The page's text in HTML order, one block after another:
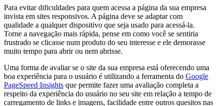
Para evitar dificuldades para quem acessa a página da sua empresa
invista em sites responsivos. A página deve se adaptar com
qualidade a qualquer dispositivo que seja usado para acessá-la.
Torne a navegação mais rápida, pense em como você se sentiria
frustrado se clicasse num produto do seu interesse e ele demorasse
muito tempo para abrir ou nem abrisse.
Uma forma de avaliar se o site da sua empresa está oferecendo uma
boa experiência para o usuário é utilizando a ferramenta do Google
PageSpeed Insights que permite fazer uma avaliação completa a
respeito da experiência do usuário no seu site em relação a tempo de
carregamento de links e imagens, facilidade entre outros quesitos nas